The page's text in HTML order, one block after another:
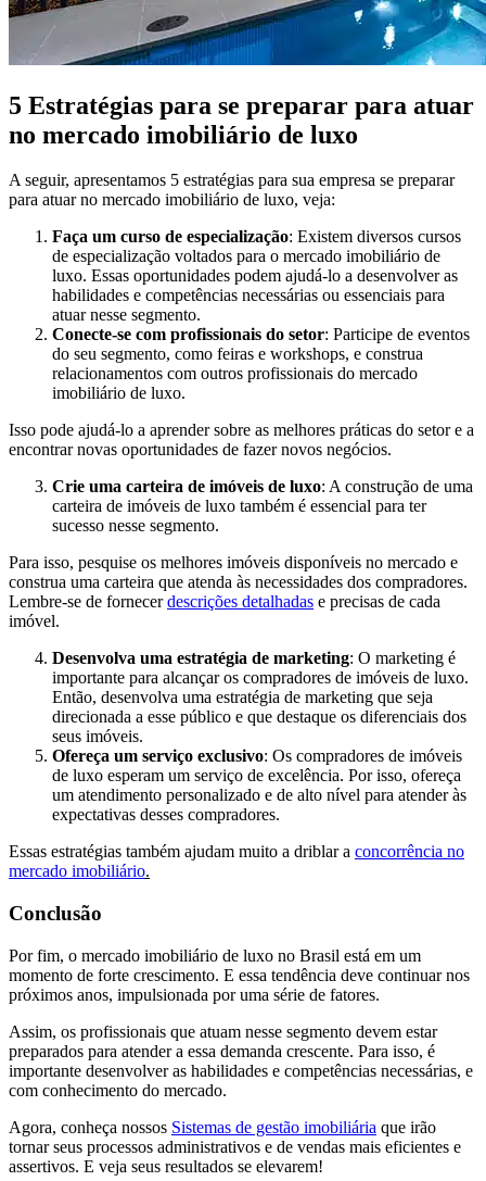
5 Estratégias para se preparar para atuar
no mercado imobiliário de luxo
A seguir, apresentamos 5 estratégias para sua empresa se preparar
para atuar no mercado imobiliário de luxo, veja:
Faça um curso de especialização: Existem diversos cursos
de especialização voltados para o mercado imobiliário de
luxo. Essas oportunidades podem ajudá-lo a desenvolver as
habilidades e competências necessárias ou essenciais para
atuar nesse segmento.
Conecte-se com profissionais do setor: Participe de eventos
do seu segmento, como feiras e workshops, e construa
relacionamentos com outros profissionais do mercado
imobiliário de luxo.
Isso pode ajudá-lo a aprender sobre as melhores práticas do setor e a
encontrar novas oportunidades de fazer novos negócios.
Crie uma carteira de imóveis de luxo: A construção de uma
carteira de imóveis de luxo também é essencial para ter
sucesso nesse segmento.
Para isso, pesquise os melhores imóveis disponíveis no mercado e
construa uma carteira que atenda às necessidades dos compradores.
Lembre-se de fornecerdescrições detalhadas e precisas de cada
imóvel.
Desenvolva uma estratégia de marketing: O marketing é
importante para alcançar os compradores de imóveis de luxo.
Então, desenvolva uma estratégia de marketing que seja
direcionada a esse público e que destaque os diferenciais dos
seus imóveis.
Ofereça um serviço exclusivo: Os compradores de imóveis
de luxo esperam um serviço de excelência. Por isso, ofereça
um atendimento personalizado e de alto nível para atender às
expectativas desses compradores.
Essas estratégias também ajudam muito a driblar a concorrência no
mercado imobiliário.
Conclusão
Por fim, o mercado imobiliário de luxo no Brasil está em um
momento de forte crescimento. E essa tendência deve continuar nos
próximos anos, impulsionada por uma série de fatores.
Assim, os profissionais que atuam nesse segmento devem estar
preparados para atender a essa demanda crescente. Para isso, é
importante desenvolver as habilidades e competências necessárias, e
com conhecimento do mercado.
Agora, conheça nossos Sistemas de gestão imobiliária que irão
tornar seus processos administrativos e de vendas mais eficientes e
assertivos. E veja seus resultados se elevarem!